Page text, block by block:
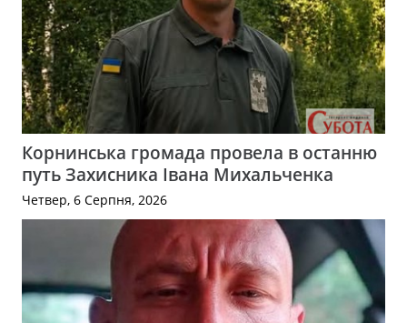
Корнинська громада провела в останню
путь Захисника Івана Михальченка
Четвер, 6 Серпня, 2026